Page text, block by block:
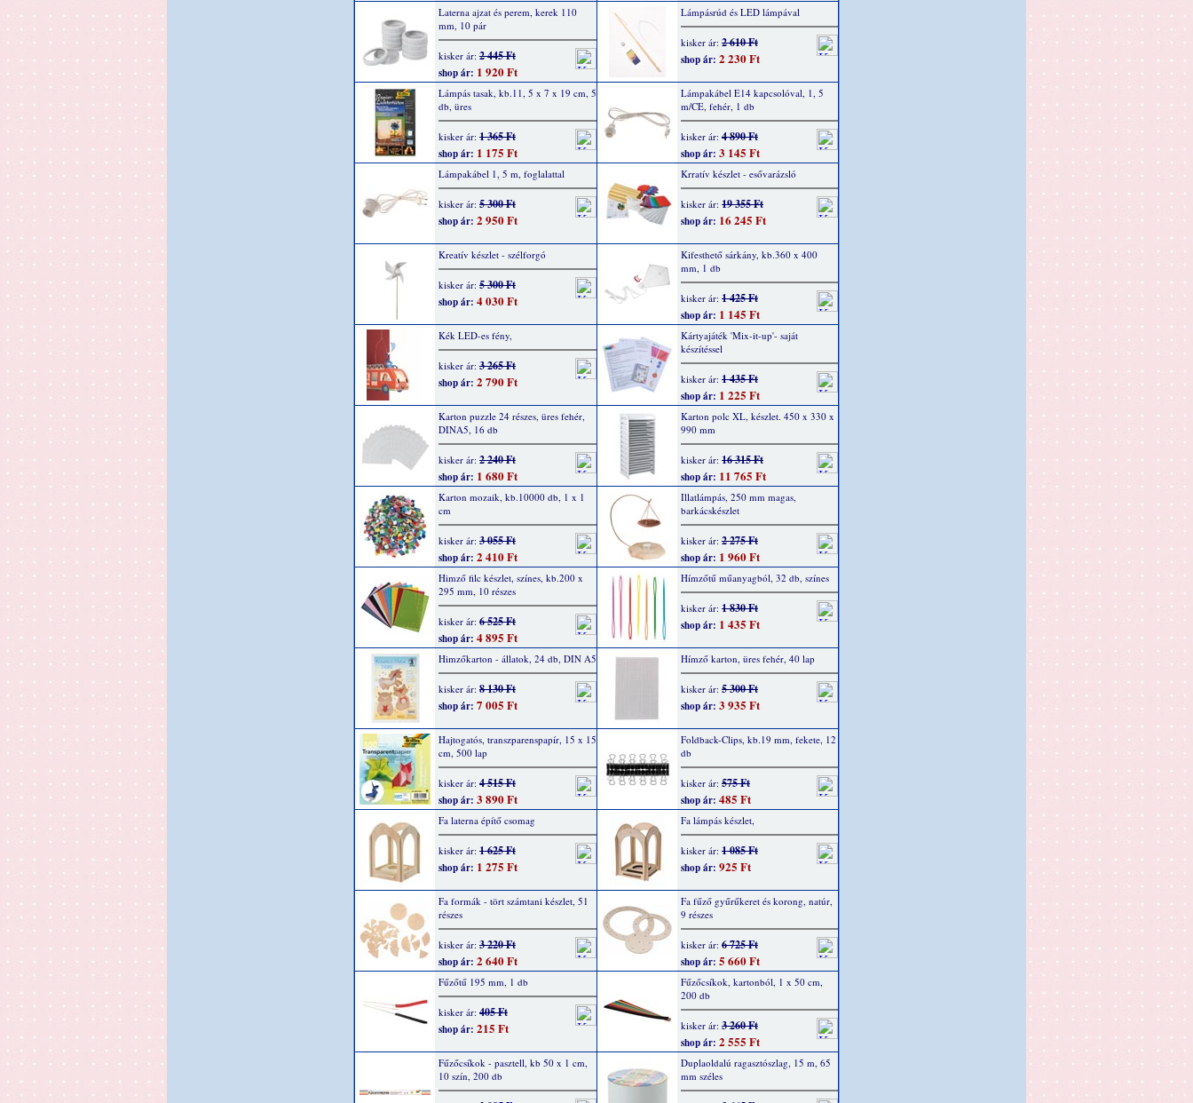
Laterna ajzat és perem, kerek 110
mm, 10 pár
kisker ár: 2 445 Ft
shop ár: 1 920 Ft
Lámpásrúd és LED lámpával
kisker ár: 2 610 Ft
shop ár: 2 230 Ft
Lámpás tasak, kb.11, 5 x 7 x 19 cm, 5
db, üres
kisker ár: 1 365 Ft
shop ár: 1 175 Ft
Lámpakábel E14 kapcsolóval, 1, 5
m/CE, fehér, 1 db
kisker ár: 4 890 Ft
shop ár: 3 145 Ft
Lámpakábel 1, 5 m, foglalattal
kisker ár: 5 300 Ft
shop ár: 2 950 Ft
Krratív készlet - esővarázsló
kisker ár: 19 355 Ft
shop ár: 16 245 Ft
Kreatív készlet - szélforgó
kisker ár: 5 300 Ft
shop ár: 4 030 Ft
Kifesthető sárkány, kb.360 x 400
mm, 1 db
kisker ár: 1 425 Ft
shop ár: 1 145 Ft
Kék LED-es fény,
kisker ár: 3 265 Ft
shop ár: 2 790 Ft
Kártyajáték 'Mix-it-up'- saját
készítéssel
kisker ár: 1 435 Ft
shop ár: 1 225 Ft
Karton puzzle 24 részes, üres fehér,
DINA5, 16 db
kisker ár: 2 240 Ft
shop ár: 1 680 Ft
Karton polc XL, készlet. 450 x 330 x
990 mm
kisker ár: 16 315 Ft
shop ár: 11 765 Ft
Karton mozaik, kb.10000 db, 1 x 1
cm
kisker ár: 3 055 Ft
shop ár: 2 410 Ft
Illatlámpás, 250 mm magas,
barkácskészlet
kisker ár: 2 275 Ft
shop ár: 1 960 Ft
Himző filc készlet, színes, kb.200 x
295 mm, 10 részes
kisker ár: 6 525 Ft
shop ár: 4 895 Ft
Hímzőtű műanyagból, 32 db, színes
kisker ár: 1 830 Ft
shop ár: 1 435 Ft
Himzőkarton - állatok, 24 db, DIN A5
kisker ár: 8 130 Ft
shop ár: 7 005 Ft
Hímző karton, üres fehér, 40 lap
kisker ár: 5 300 Ft
shop ár: 3 935 Ft
Hajtogatós, transzparenspapír, 15 x 15
cm, 500 lap
kisker ár: 4 515 Ft
shop ár: 3 890 Ft
Foldback-Clips, kb.19 mm, fekete, 12
db
kisker ár: 575 Ft
shop ár: 485 Ft
Fa laterna építő csomag
kisker ár: 1 625 Ft
shop ár: 1 275 Ft
Fa lámpás készlet,
kisker ár: 1 085 Ft
shop ár: 925 Ft
Fa formák - tört számtani készlet, 51
részes
kisker ár: 3 220 Ft
shop ár: 2 640 Ft
Fa fűző gyűrűkeret és korong, natúr,
9 részes
kisker ár: 6 725 Ft
shop ár: 5 660 Ft
Fűzőtű 195 mm, 1 db
kisker ár: 405 Ft
shop ár: 215 Ft
Fűzőcsíkok, kartonból, 1 x 50 cm,
200 db
kisker ár: 3 260 Ft
shop ár: 2 555 Ft
Fűzőcsíkok - pasztell, kb 50 x 1 cm,
10 szín, 200 db
Duplaoldalú ragasztószlag, 15 m, 65
mm széles